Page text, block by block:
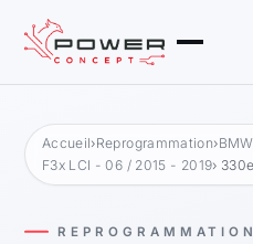
Accueil›Reprogrammation›BMW
F3x LCI - 06 / 2015 - 2019›